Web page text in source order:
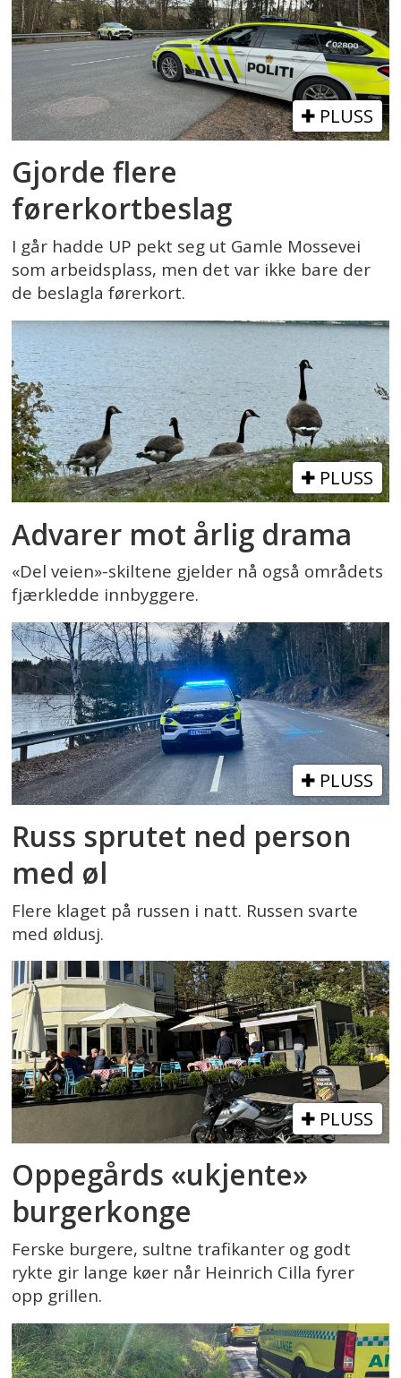
PLUSS
Gjorde flere
førerkortbeslag
I går hadde UP pekt seg ut Gamle Mossevei
som arbeidsplass, men det var ikke bare der
de beslagla førerkort.
PLUSS
Advarer mot årlig drama
«Del veien»-skiltene gjelder nå også områdets
fjærkledde innbyggere.
PLUSS
Russ sprutet ned person
med øl
Flere klaget på russen i natt. Russen svarte
med øldusj.
PLUSS
Oppegårds «ukjente»
burgerkonge
Ferske burgere, sultne trafikanter og godt
rykte gir lange køer når Heinrich Cilla fyrer
opp grillen.